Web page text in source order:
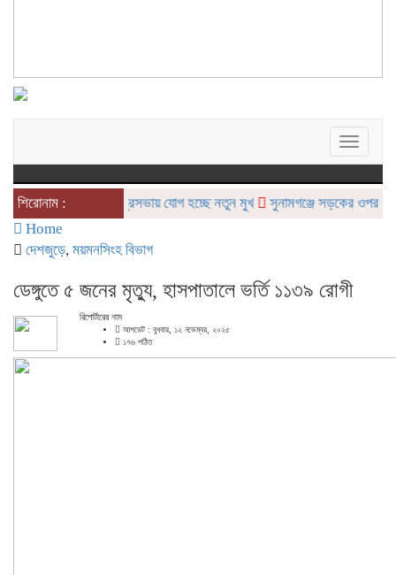
Toggle
শিরোনাম : মন্ত্রিসভায় যোগ হচ্ছে নতুন মুখ
সুনামগঞ্জে সড়কের ওপর রামদা
Home
দেশজুড়ে, ময়মনসিংহ বিভাগ
ডেঙ্গুতে ৫ জনের মৃত্যু, হাসপাতালে ভর্তি ১১৩৯ রোগী
রিপোর্টারের নাম
আপডেট : বুধবার, ১২ নভেম্বর, ২০২৫
১৭৬ পঠিত